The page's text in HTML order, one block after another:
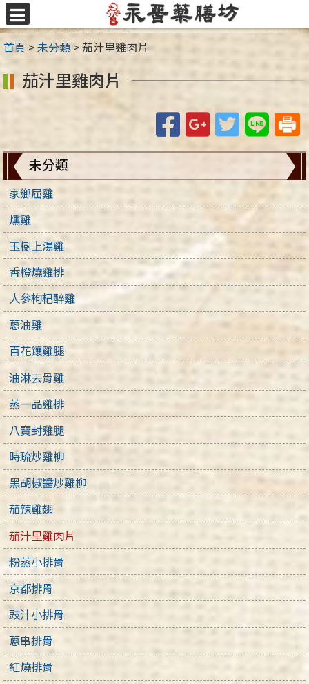
跳
至
主
要
內
容
首頁 >未分類 >茄汁里雞肉片
未分類
家鄉屈雞
燻雞
玉樹上湯雞
香橙燒雞排
人參枸杞醉雞
蔥油雞
百花鑲雞腿
油淋去骨雞
蒸一品雞排
八寶封雞腿
時疏炒雞柳
黑胡椒醬炒雞柳
茄辣雞翅
茄汁里雞肉片
粉蒸小排骨
京都排骨
豉汁小排骨
蔥串排骨
紅燒排骨
茄汁里雞肉片
FacebookGoogle+TwitterLine
選
單